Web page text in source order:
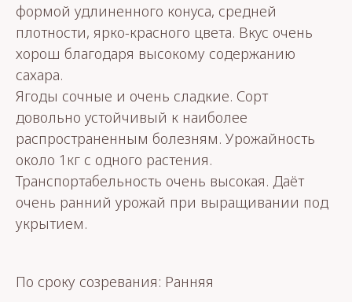
формой удлиненного конуса, средней
плотности, ярко-красного цвета. Вкус очень
хорош благодаря высокому содержанию
сахара.
Ягоды сочные и очень сладкие. Сорт
довольно устойчивый к наиболее
распространенным болезням. Урожайность
около 1кг с одного растения.
Транспортабельность очень высокая. Даёт
очень ранний урожай при выращивании под
укрытием.
По сроку созревания: Ранняя